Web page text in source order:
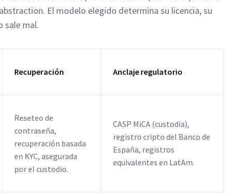
El modelo elegido determina su licencia, su
sale mal.
Recuperación Anclaje regulatorio
Reseteo de
contraseña,
recuperación basada
en KYC, asegurada
por el custodio.
CASP MiCA (custodia),
registro cripto del Banco de
España, registros
equivalentes en LatAm.